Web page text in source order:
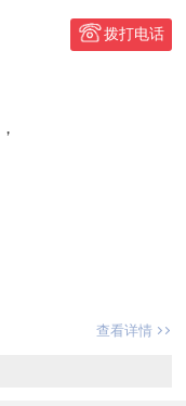
宅和学校、写字楼、
政及水利设施，园林
，秉承“绿水青山”的
长时期内应当是唯一
、辐射东北亚的国家
件的英文简称，PC装
装配式建筑占比已达
设计、工业化生产、
拨打电话
查看详情